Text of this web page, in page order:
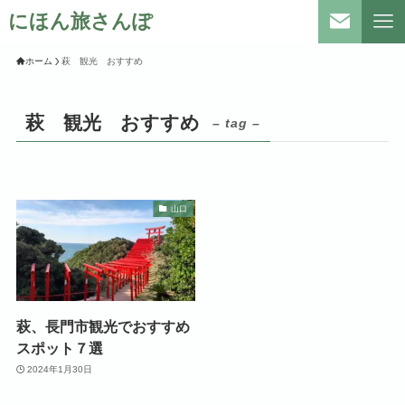
にほん旅さんぽ
ホーム 萩 観光 おすすめ
萩 観光 おすすめ – tag –
山口
萩、長門市観光でおすすめ
スポット７選
2024年1月30日